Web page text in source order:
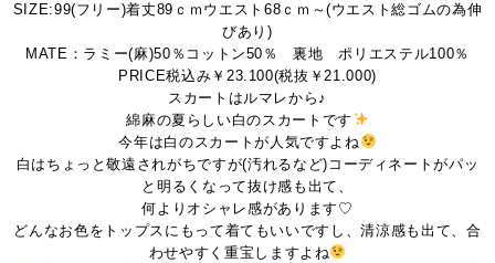
SIZE:99(フリー)着丈89ｃｍウエスト68ｃｍ～(ウエスト総ゴムの為伸
びあり)
MATE：ラミー(麻)50％コットン50％ 裏地 ポリエステル100％
PRICE税込み￥23.100(税抜￥21.000)
スカートはルマレから♪
綿麻の夏らしい白のスカートです
今年は白のスカートが人気ですよね
白はちょっと敬遠されがちですが(汚れるなど)コーディネートがパッ
と明るくなって抜け感も出て、
何よりオシャレ感があります♡
どんなお色をトップスにもって着てもいいですし、清涼感も出て、合
わせやすく重宝しますよね